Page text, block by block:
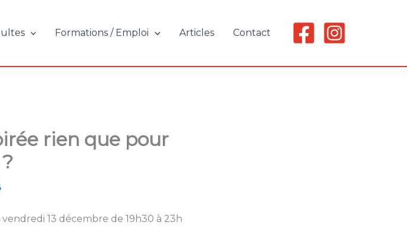
Formations / Emploi Articles Contact
rien que pour
13 décembre de 19h30 à 23h